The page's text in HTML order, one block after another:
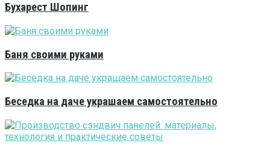
Бухарест Шопинг
Баня своими руками
Беседка на даче украшаем самостоятельно